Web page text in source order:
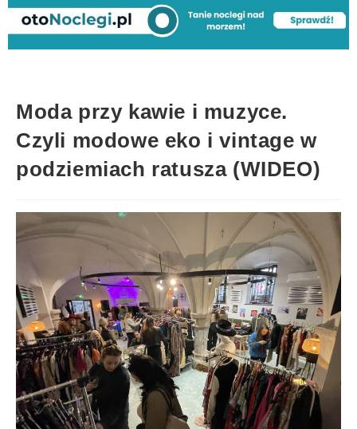
Moda przy kawie i muzyce.
Czyli modowe eko i vintage w
podziemiach ratusza (WIDEO)